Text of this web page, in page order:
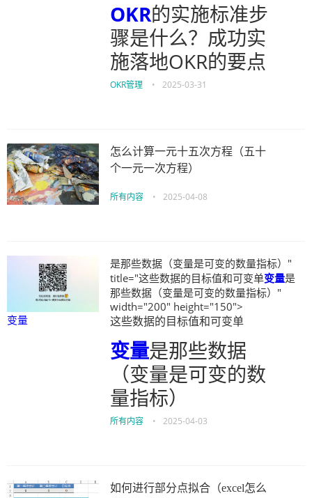
OKR的实施标准步
骤是什么？成功实
施落地OKR的要点
OKR管理 • 2025-03-31
怎么计算一元十五次方程（五十
个一元一次方程）
所有内容 • 2025-04-08
变量
是那些数据（变量是可变的数量指标）"
title="这些数据的目标值和可变单变量是
那些数据（变量是可变的数量指标）"
width="200" height="150">
这些数据的目标值和可变单
变量是那些数据
（变量是可变的数
量指标）
所有内容 • 2025-04-03
如何进行部分点拟合（excel怎么